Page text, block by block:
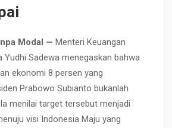
Modal — Menteri Keuangan
Yudhi Sadewa menegaskan bahwa
ekonomi 8 persen yang
Prabowo Subianto bukanlah
menilai target tersebut menjadi
visi Indonesia Maju yang